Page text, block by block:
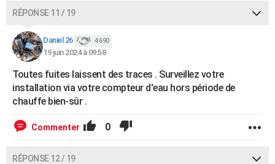
RÉPONSE 11 / 19
Daniel 26 4 690
19 juin 2024 à 09:58
Toutes fuites laissent des traces . Surveillez votre
installation via votre compteur d'eau hors période de
chauffe bien-sûr .
Commenter 0
RÉPONSE 12 / 19